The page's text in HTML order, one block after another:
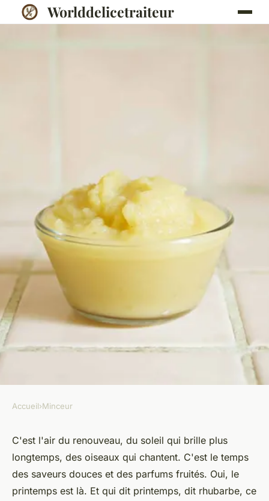
Worlddelicetraiteur
Comment préparer une
compote de rhubarbe sans
sucre pour un dessert estival?
Accueil›Minceur
C'est l'air du renouveau, du soleil qui brille plus
longtemps, des oiseaux qui chantent. C'est le temps
des saveurs douces et des parfums fruités. Oui, le
printemps est là. Et qui dit printemps, dit rhubarbe, ce